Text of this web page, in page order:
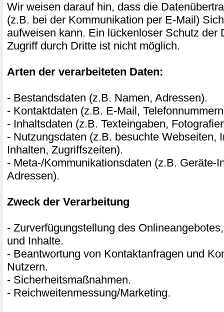
Wir weisen darauf hin, dass die
(z.B. bei der Kommunikation per E-Mail)
aufweisen kann. Ein lückenloser Schutz der
Zugriff durch Dritte ist nicht möglich.
Arten der verarbeiteten Daten:
- Bestandsdaten (z.B. Namen, Adressen).
- Kontaktdaten (z.B. E-Mail,
- Inhaltsdaten (z.B. Texteingaben,
- Nutzungsdaten (z.B. besuchte Webseiten,
Inhalten, Zugriffszeiten).
- Meta-/Kommunikationsdaten (z.B. Geräte-
Adressen).
Zweck der Verarbeitung
- Zurverfügungstellung des
und Inhalte.
- Beantwortung von Kontaktanfragen und
Nutzern.
- Sicherheitsmaßnahmen.
- Reichweitenmessung/Marketing.